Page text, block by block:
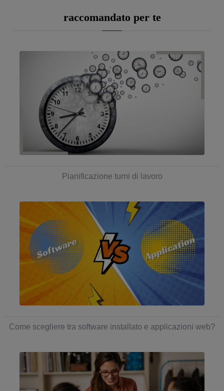
raccomandato per te
Pianificazione turni di lavoro
Come scegliere tra software installato e applicazioni web?